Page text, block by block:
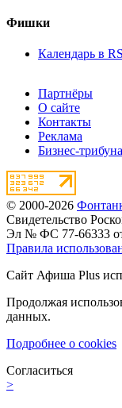
Фишки
Календарь в
Партнёры
О сайте
Контакты
Реклама
Бизнес-трибуна
© 2000-2026
Свидетельство
Эл № ФС 77-66333
Правила
Сайт Афиша Plus
Продолжая
данных.
Подробнее о cookies
Согласиться
>